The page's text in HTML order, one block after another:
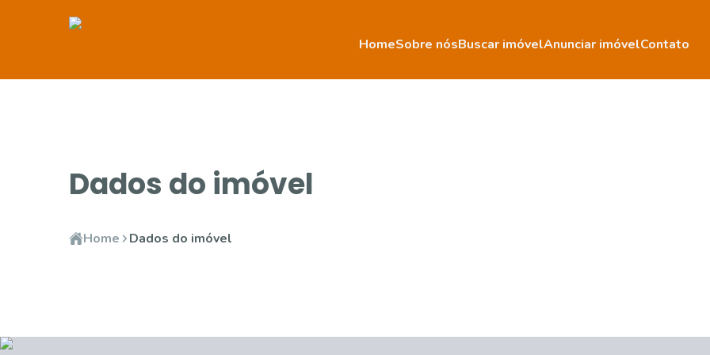
HomeSobre nósBuscar imóvelAnunciar imóvelContato
Dados do imóvel
Home Dados do imóvel